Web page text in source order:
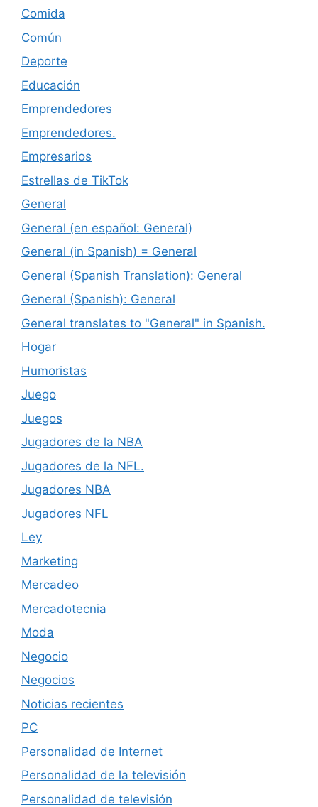
Comida
Común
Deporte
Educación
Emprendedores
Emprendedores.
Empresarios
Estrellas de TikTok
General
General (en español: General)
General (in Spanish) = General
General (Spanish Translation): General
General (Spanish): General
General translates to "General" in Spanish.
Hogar
Humoristas
Juego
Juegos
Jugadores de la NBA
Jugadores de la NFL.
Jugadores NBA
Jugadores NFL
Ley
Marketing
Mercadeo
Mercadotecnia
Moda
Negocio
Negocios
Noticias recientes
PC
Personalidad de Internet
Personalidad de la televisión
Personalidad de televisión